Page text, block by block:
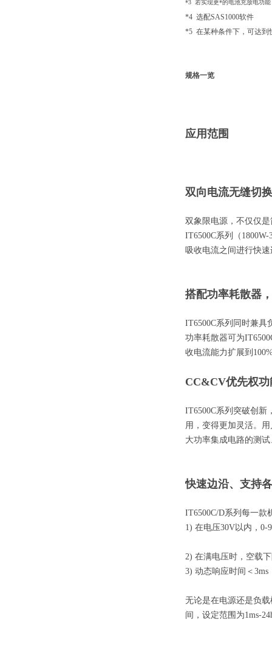
*3 若实现更*的电池充放电功能
*4 选配SAS1000软件
*5 在某种条件下，可达到
规格一览
应用范围
双向电流无缝切换
双象限电源，不仅仅
IT6500C系列（
吸收电流之间进行快
搭配功率耗散器
IT6500C系列同时兼具
功率耗散器可为
收电流能力扩展到
CC&CV优先权功
IT6500C系列突破创新
用，变得更加灵活。
大功率集成电路的测
快速边沿、支持
IT6500C/D系列每一款
1) 在电压30V以内，0-
2) 在满电压时，空载
3) 动态响应时间＜3ms
无论是在电源还是负
间，设定范围为1ms-